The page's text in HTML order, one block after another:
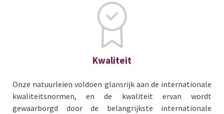
Kwaliteit
Onze natuurleien voldoen glansrijk aan de internationale
kwaliteitsnormen, en de kwaliteit ervan wordt
gewaarborgd door de belangrijkste internationale